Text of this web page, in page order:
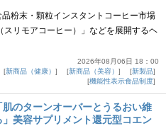
粉末・顆粒インスタントコーヒー市場
リモアコーヒー）」などを展開するヘ
2026年08月06日 18：00
新商品（健康） 新商品（美容）
新製品
機能性表示食品制度
のターンオーバーとうるおい維
美容サプリメント還元型コエン